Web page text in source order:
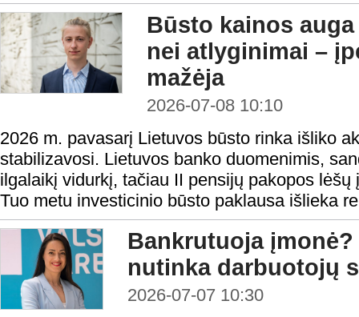
Būsto kainos
nei atlyginimai –
mažėja
2026-07-08 10:10
2026 m. pavasarį Lietuvos būsto rinka išliko
stabilizavosi. Lietuvos banko duomenimis,
ilgalaikį vidurkį, tačiau II pensijų pakopos
Tuo metu investicinio būsto paklausa išlieka
Bankrutuoja
nutinka darbuotojų
2026-07-07 10:30